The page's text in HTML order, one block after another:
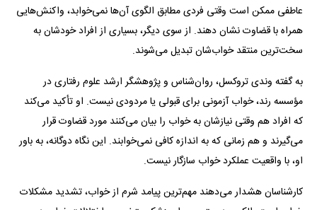
عاطفی ممکن است وقتی فردی مطابق الگوی آن‌ها نمی‌خوابد، واکنش‌هایی
همراه با قضاوت نشان دهند. از سوی دیگر، بسیاری از افراد خودشان به
سخت‌ترین منتقد خواب‌شان تبدیل می‌شوند.
به گفته وندی تروکسل، روان‌شناس و پژوهشگر ارشد علوم رفتاری در
مؤسسه رند، خواب آزمونی برای قبولی یا مردودی نیست. او تأکید می‌کند
که افراد هم وقتی نیازشان به خواب را بیان می‌کنند مورد قضاوت قرار
می‌گیرند و هم زمانی که به اندازه کافی نمی‌خوابند. این نگاه دوگانه، به باور
او، با واقعیت عملکرد خواب سازگار نیست.
کارشناسان هشدار می‌دهند مهم‌ترین پیامد شرم از خواب، تشدید مشکلات